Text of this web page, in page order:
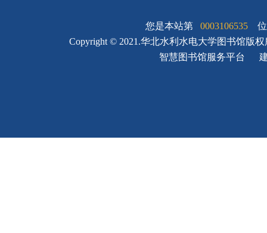
您是本站第 0003106535
Copyright © 2021.华北水利水电大学图书馆版权
智慧图书馆服务平台